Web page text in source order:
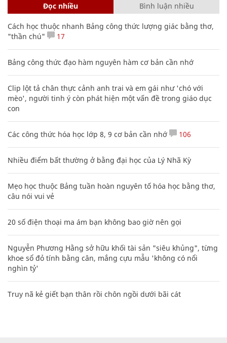
Đọc nhiều Bình luận nhiều
Cách học thuộc nhanh Bảng công thức lượng giác bằng thơ,
"thần chú"
17
Bảng công thức đạo hàm nguyên hàm cơ bản cần nhớ
Clip lột tả chân thực cảnh anh trai và em gái như 'chó với
mèo', người tinh ý còn phát hiện một vấn đề trong giáo dục
con
Các công thức hóa học lớp 8, 9 cơ bản cần nhớ 106
Nhiều điểm bất thường ở bằng đại học của Lý Nhã Kỳ
Mẹo học thuộc Bảng tuần hoàn nguyên tố hóa học bằng thơ,
câu nói vui vẻ
20 số điện thoại ma ám bạn không bao giờ nên gọi
Nguyễn Phương Hằng sở hữu khối tài sản "siêu khủng", từng
khoe sổ đỏ tính bằng cân, mắng cựu mẫu 'không có nổi
nghìn tỷ'
Truy nã kẻ giết bạn thân rồi chôn ngồi dưới bãi cát